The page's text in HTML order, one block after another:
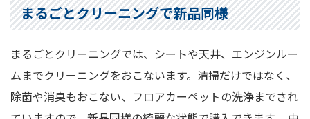
まるごとクリーニングで新品同様
まるごとクリーニングでは、シートや天井、エンジンルー
ムまでクリーニングをおこないます。清掃だけではなく、
除菌や消臭もおこない、フロアカーペットの洗浄までされ